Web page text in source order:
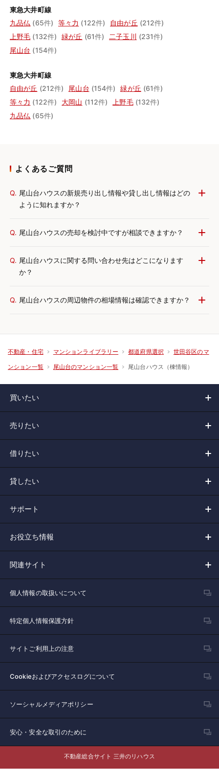
東急大井町線
九品仏 (65件) 等々力 (122件) 自由が丘 (212件)
上野毛 (132件) 緑が丘 (61件) 二子玉川 (231件)
尾山台 (154件)
東急大井町線
自由が丘 (212件) 尾山台 (154件) 緑が丘 (61件)
等々力 (122件) 大岡山 (112件) 上野毛 (132件)
九品仏 (65件)
よくあるご質問
Q. 尾山台ハウスの新規売り出し情報や貸し出し情報はどの
ように知れますか？
Q. 尾山台ハウスの売却を検討中ですが相談できますか？
Q. 尾山台ハウスに関する問い合わせ先はどこになります
か？
Q. 尾山台ハウスの周辺物件の相場情報は確認できますか？
不動産・住宅 マンションライブラリー 都道府県選択 世田谷区のマ
ンション一覧 尾山台のマンション一覧 尾山台ハウス（棟情報）
買いたい
売りたい
借りたい
貸したい
サポート
お役立ち情報
関連サイト
個人情報の取扱いについて
特定個人情報保護方針
サイトご利用上の注意
Cookieおよびアクセスログについて
ソーシャルメディアポリシー
安心・安全な取引のために
不動産総合サイト 三井のリハウス